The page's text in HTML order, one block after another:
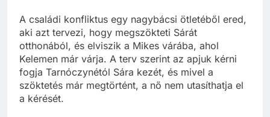
A családi konfliktus egy nagybácsi ötletéből ered,
aki azt tervezi, hogy megszökteti Sárát
otthonából, és elviszik a Mikes várába, ahol
Kelemen már várja. A terv szerint az apjuk kérni
fogja Tarnóczynétól Sára kezét, és mivel a
szöktetés már megtörtént, a nő nem utasíthatja el
a kérését.